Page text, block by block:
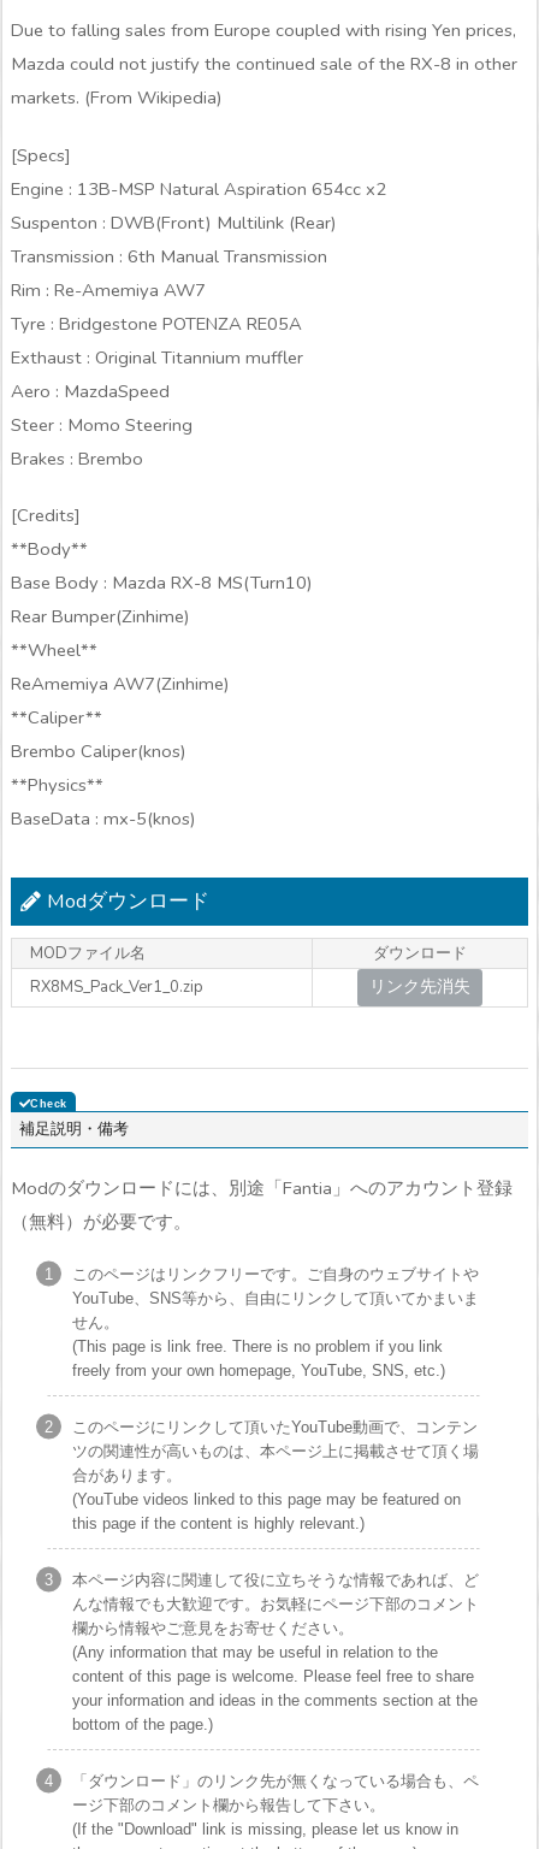
Due to falling sales from Europe coupled with rising Yen prices,
Mazda could not justify the continued sale of the RX-8 in other
markets. (From Wikipedia)
[Specs]
Engine : 13B-MSP Natural Aspiration 654cc x2
Suspenton : DWB(Front) Multilink (Rear)
Transmission : 6th Manual Transmission
Rim : Re-Amemiya AW7
Tyre : Bridgestone POTENZA RE05A
Exthaust : Original Titannium muffler
Aero : MazdaSpeed
Steer : Momo Steering
Brakes : Brembo
[Credits]
**Body**
Base Body : Mazda RX-8 MS(Turn10)
Rear Bumper(Zinhime)
**Wheel**
ReAmemiya AW7(Zinhime)
**Caliper**
Brembo Caliper(knos)
**Physics**
BaseData : mx-5(knos)
Modダウンロード
MODファイル名
ダウンロード
RX8MS_Pack_Ver1_0.zip
リンク先消失
補足説明・備考
Modのダウンロードには、別途「Fantia」へのアカウント登録
（無料）が必要です。
このページはリンクフリーです。ご自身のウェブサイトや
YouTube、SNS等から、自由にリンクして頂いてかまいま
せん。
(This page is link free. There is no problem if you link
freely from your own homepage, YouTube, SNS, etc.)
このページにリンクして頂いたYouTube動画で、コンテン
ツの関連性が高いものは、本ページ上に掲載させて頂く場
合があります。
(YouTube videos linked to this page may be featured on
this page if the content is highly relevant.)
本ページ内容に関連して役に立ちそうな情報であれば、ど
んな情報でも大歓迎です。お気軽にページ下部のコメント
欄から情報やご意見をお寄せください。
(Any information that may be useful in relation to the
content of this page is welcome. Please feel free to share
your information and ideas in the comments section at the
bottom of the page.)
「ダウンロード」のリンク先が無くなっている場合も、ペ
ージ下部のコメント欄から報告して下さい。
(If the "Download" link is missing, please let us know in